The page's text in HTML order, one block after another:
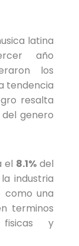
latina
año
los
tendencia
resalta
genero
el 8.1% del
industria
como una
terminos
fisicas y